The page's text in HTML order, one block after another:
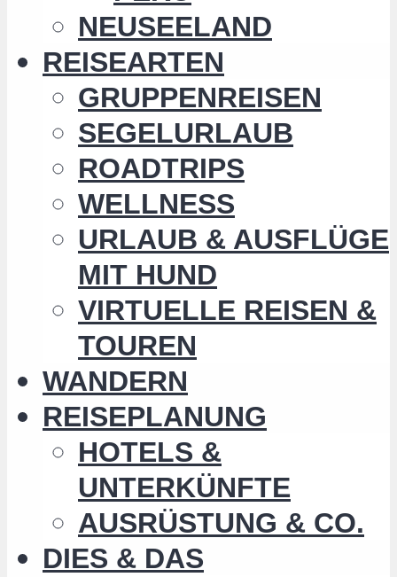
NEUSEELAND
REISEARTEN
GRUPPENREISEN
SEGELURLAUB
ROADTRIPS
WELLNESS
URLAUB & AUSFLÜGE
MIT HUND
VIRTUELLE REISEN &
TOUREN
WANDERN
REISEPLANUNG
HOTELS &
UNTERKÜNFTE
AUSRÜSTUNG & CO.
DIES & DAS